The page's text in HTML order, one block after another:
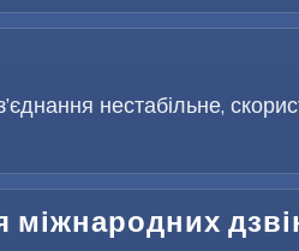
нестабільне,